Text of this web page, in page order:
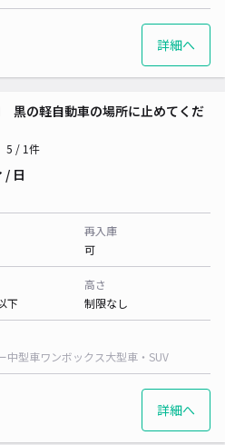
詳細へ
黒の軽自動車の場所に止めてくだ
5 / 1件
/ 日
再入庫
可
下
高さ
制限なし
中型車ワンボックス大型車・SUV
詳細へ